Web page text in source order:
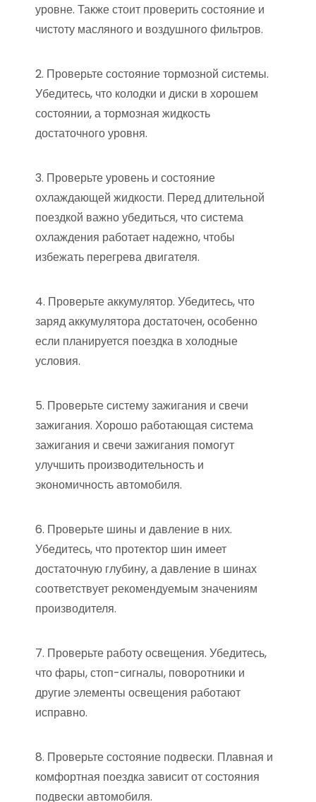
уровне. Также стоит проверить состояние и
чистоту масляного и воздушного фильтров.
2. Проверьте состояние тормозной системы.
Убедитесь, что колодки и диски в хорошем
состоянии, а тормозная жидкость
достаточного уровня.
3. Проверьте уровень и состояние
охлаждающей жидкости. Перед длительной
поездкой важно убедиться, что система
охлаждения работает надежно, чтобы
избежать перегрева двигателя.
4. Проверьте аккумулятор. Убедитесь, что
заряд аккумулятора достаточен, особенно
если планируется поездка в холодные
условия.
5. Проверьте систему зажигания и свечи
зажигания. Хорошо работающая система
зажигания и свечи зажигания помогут
улучшить производительность и
экономичность автомобиля.
6. Проверьте шины и давление в них.
Убедитесь, что протектор шин имеет
достаточную глубину, а давление в шинах
соответствует рекомендуемым значениям
производителя.
7. Проверьте работу освещения. Убедитесь,
что фары, стоп-сигналы, поворотники и
другие элементы освещения работают
исправно.
8. Проверьте состояние подвески. Плавная и
комфортная поездка зависит от состояния
подвески автомобиля.